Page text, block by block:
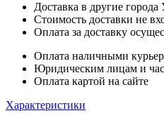
Доставка в другие
Стоимость доставки не
Оплата за доставку
Оплата наличными
Юридическим лицам и
Оплата картой на сайте
Характеристики